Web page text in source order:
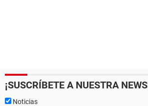
¡SUSCRÍBETE A NUESTRA
Noticias